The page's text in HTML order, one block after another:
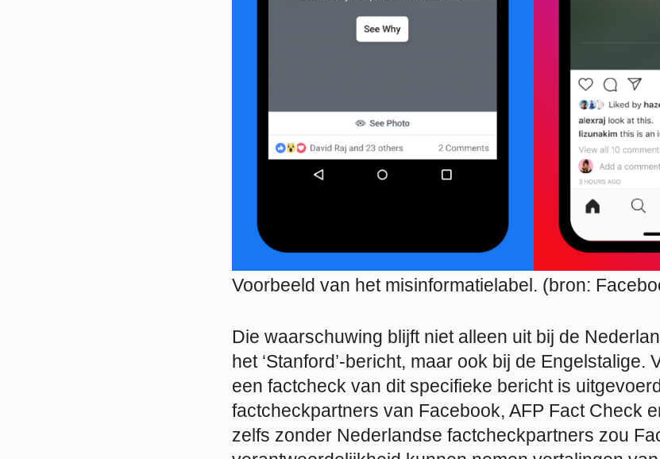
Voorbeeld van het misinformatielabel. (bron:
Die waarschuwing blijft niet alleen uit bij de
het ‘Stanford’-bericht, maar ook bij de Engelstalige.
een factcheck van dit specifieke bericht is
factcheckpartners van Facebook, AFP Fact Check
zelfs zonder Nederlandse factcheckpartners zou